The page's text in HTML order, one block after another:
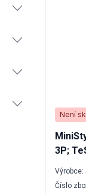
Není
3P;
Výrobce:
Číslo